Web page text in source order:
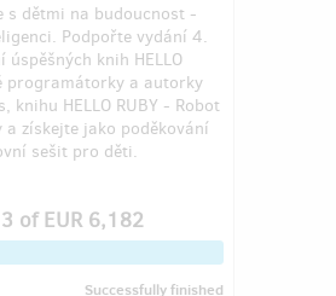
s dětmi na budoucnost -
Podpořte vydání 4.
úspěšných knih HELLO
programátorky a autorky
knihu HELLO RUBY - Robot
a získejte jako poděkování
sešit pro děti.
ofEUR 6,182
Successfully finished